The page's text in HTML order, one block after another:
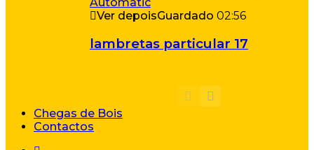
Ver depoisGuardado 02:56
lambretas particular 17
Chegas de Bois
Contactos